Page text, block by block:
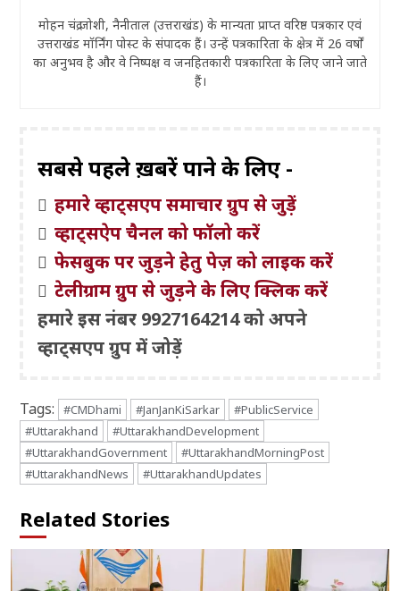
मोहन चंद्र जोशी, नैनीताल (उत्तराखंड) के मान्यता प्राप्त वरिष्ठ पत्रकार एवं
उत्तराखंड मॉर्निंग पोस्ट के संपादक हैं। उन्हें पत्रकारिता के क्षेत्र में 26 वर्षों
का अनुभव है और वे निष्पक्ष व जनहितकारी पत्रकारिता के लिए जाने जाते
हैं।
सबसे पहले ख़बरें पाने के लिए -
हमारे व्हाट्सएप समाचार ग्रुप से जुड़ें
व्हाट्सऐप चैनल को फॉलो करें
फेसबुक पर जुड़ने हेतु पेज़ को लाइक करें
टेलीग्राम ग्रुप से जुड़ने के लिए क्लिक करें
हमारे इस नंबर 9927164214 को अपने
व्हाट्सएप ग्रुप में जोड़ें
Tags: #CMDhami #JanJanKiSarkar
#PublicService
#Uttarakhand
#UttarakhandDevelopment
#UttarakhandGovernment
#UttarakhandMorningPost
#UttarakhandNews
#UttarakhandUpdates
Related Stories